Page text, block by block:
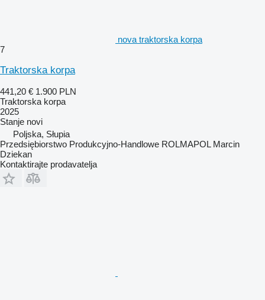
nova traktorska korpa
7
Traktorska korpa
441,20 € 1.900 PLN
Traktorska korpa
2025
Stanje novi
Poljska, Słupia
Przedsiębiorstwo Produkcyjno-Handlowe ROLMAPOL Marcin
Dziekan
Kontaktirajte prodavatelja